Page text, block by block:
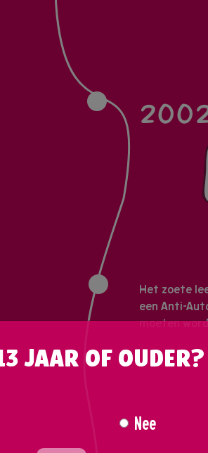
Het zoete
een Anti-
moeten
JAAR OF OUDER?
Nee